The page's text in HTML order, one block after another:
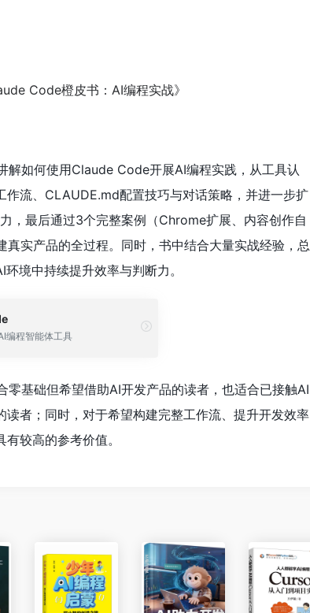
解如何使用Claude Code开展AI编程实践，从工具认
流、CLAUDE.md配置技巧与对话策略，并进一步扩
，最后通过3个完整案例（Chrome扩展、内容创作自
实产品的全过程。同时，书中结合大量实战经验，总
境中持续提升效率与判断力。
编程智能体工具
零基础但希望借助AI开发产品的读者，也适合已接触AI
者；同时，对于希望构建完整工作流、提升开发效率
较高的参考价值。